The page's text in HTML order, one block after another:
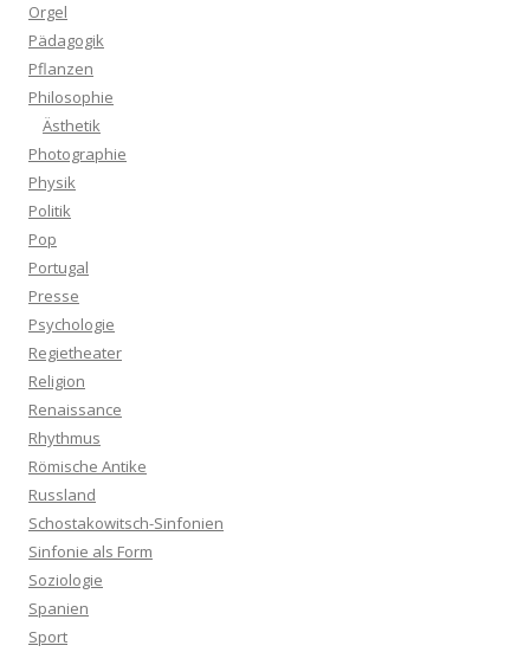
Orgel
Pädagogik
Pflanzen
Philosophie
Ästhetik
Photographie
Physik
Politik
Pop
Portugal
Presse
Psychologie
Regietheater
Religion
Renaissance
Rhythmus
Römische Antike
Russland
Schostakowitsch-Sinfonien
Sinfonie als Form
Soziologie
Spanien
Sport